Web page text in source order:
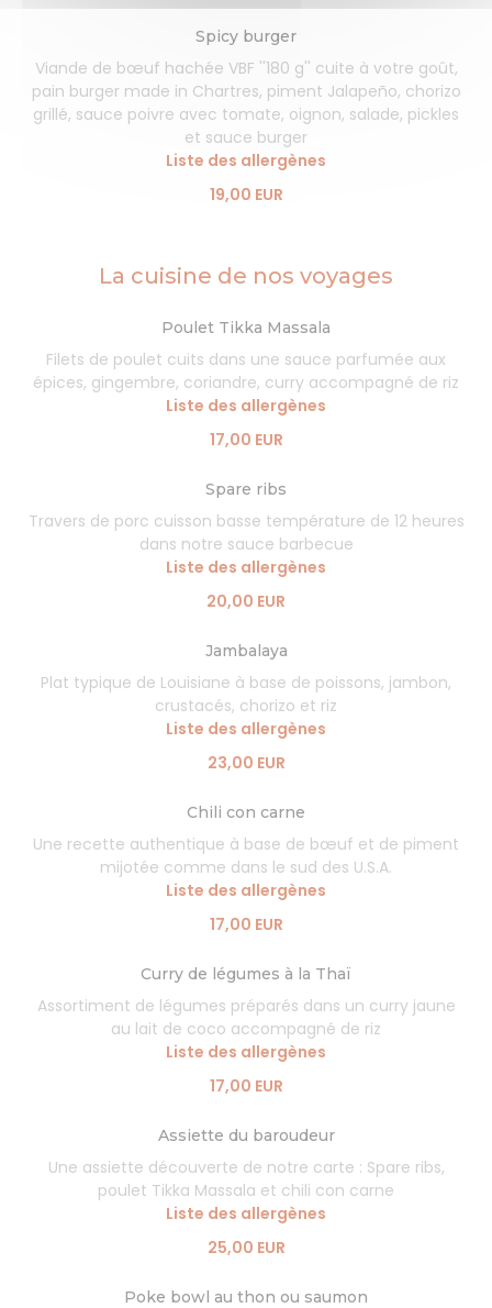
Spicy burger
Viande de bœuf hachée VBF ''180 g'' cuite à votre goût,
pain burger made in Chartres, piment Jalapeño, chorizo
grillé, sauce poivre avec tomate, oignon, salade, pickles
et sauce burger
Liste des allergènes
19,00 EUR
La cuisine de nos voyages
Poulet Tikka Massala
Filets de poulet cuits dans une sauce parfumée aux
épices, gingembre, coriandre, curry accompagné de riz
Liste des allergènes
17,00 EUR
Spare ribs
Travers de porc cuisson basse température de 12 heures
dans notre sauce barbecue
Liste des allergènes
20,00 EUR
Jambalaya
Plat typique de Louisiane à base de poissons, jambon,
crustacés, chorizo et riz
Liste des allergènes
23,00 EUR
Chili con carne
Une recette authentique à base de bœuf et de piment
mijotée comme dans le sud des U.S.A.
Liste des allergènes
17,00 EUR
Curry de légumes à la Thaï
Assortiment de légumes préparés dans un curry jaune
au lait de coco accompagné de riz
Liste des allergènes
17,00 EUR
Assiette du baroudeur
Une assiette découverte de notre carte : Spare ribs,
poulet Tikka Massala et chili con carne
Liste des allergènes
25,00 EUR
Poke bowl au thon ou saumon